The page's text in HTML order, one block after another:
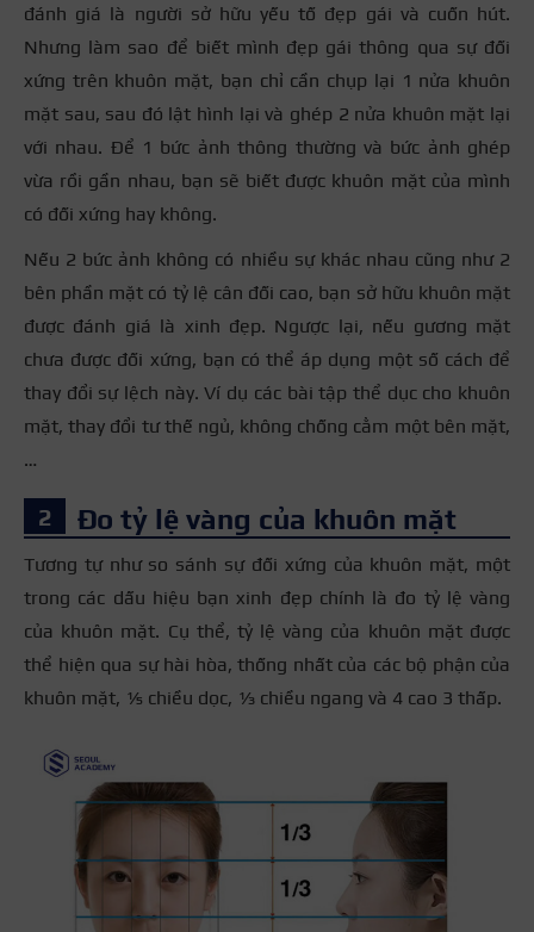
đánh giá là người sở hữu yếu tố đẹp gái và cuốn hút.
Nhưng làm sao để biết mình đẹp gái thông qua sự đối
xứng trên khuôn mặt, bạn chỉ cần chụp lại 1 nửa khuôn
mặt sau, sau đó lật hình lại và ghép 2 nửa khuôn mặt lại
với nhau. Để 1 bức ảnh thông thường và bức ảnh ghép
vừa rồi gần nhau, bạn sẽ biết được khuôn mặt của mình
có đối xứng hay không.
Nếu 2 bức ảnh không có nhiều sự khác nhau cũng như 2
bên phần mặt có tỷ lệ cân đối cao, bạn sở hữu khuôn mặt
được đánh giá là xinh đẹp. Ngược lại, nếu gương mặt
chưa được đối xứng, bạn có thể áp dụng một số cách để
thay đổi sự lệch này. Ví dụ các bài tập thể dục cho khuôn
mặt, thay đổi tư thế ngủ, không chống cằm một bên mặt,
…
Đo tỷ lệ vàng của khuôn mặt
Tương tự như so sánh sự đối xứng của khuôn mặt, một
trong các dấu hiệu bạn xinh đẹp chính là đo tỷ lệ vàng
của khuôn mặt. Cụ thể, tỷ lệ vàng của khuôn mặt được
thể hiện qua sự hài hòa, thống nhất của các bộ phận của
khuôn mặt, ⅕ chiều dọc, ⅓ chiều ngang và 4 cao 3 thấp.